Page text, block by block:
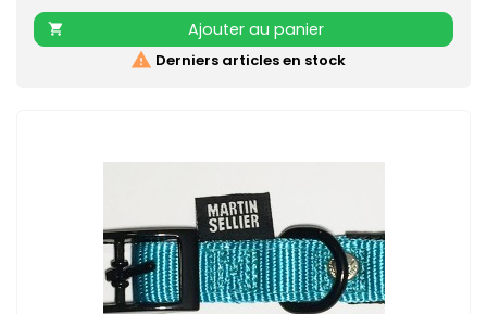
NYLON CONFORT assortis

Ajouter au panier
 Derniers articles en stock